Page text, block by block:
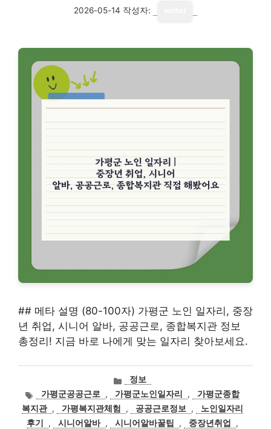
2026-05-14 작성자:
## 메타 설명 (80-100자) 가평군 노인 일자리, 중장
년 취업, 시니어 알바, 공공근로, 종합복지관 정보
총정리! 지금 바로 나에게 맞는 일자리 찾아보세요.
카
테
고
리
정보
태
그
가평군공공근로 , 가평군노인일자리 ,
가평군종합
복지관 , 가평복지관체험 , 공공근로정보 ,
노인일자리
후기
, 시니어알바 , 시니어알바꿀팁 , 중장년취업
,